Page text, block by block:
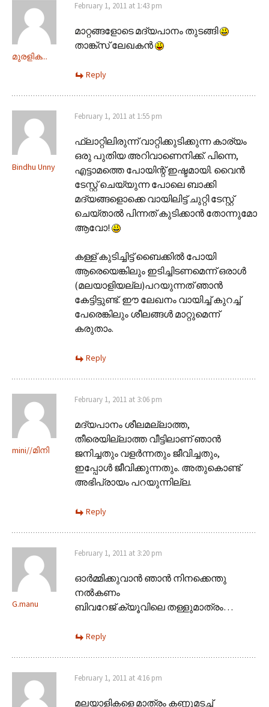
മുരളിക...
February 1, 2011 at 1:43 pm
മാറ്റങ്ങളോടെ മദ്യപാനം തുടങ്ങി
താങ്ക്സ് ലേഖകന്‍
Reply
Bindhu Unny
February 1, 2011 at 1:55 pm
ഫ്ലാറ്റിലിരുന്ന് വാറ്റിക്കുടിക്കുന്ന കാര്യം
ഒരു പുതിയ അറിവാണെനിക്ക്. പിന്നെ,
എട്ടാമത്തെ പോയിന്റ് ഇഷ്ടമായി. വൈന്‍
ടേസ്റ്റ് ചെയ്യുന്ന പോലെ ബാക്കി
മദ്യങ്ങളൊക്കെ വായിലിട്ട് ചുറ്റി ടേസ്റ്റ്
ചെയ്താല്‍ പിന്നത് കുടിക്കാന്‍ തോന്നുമോ
ആവോ!
കള്ള് കുടിച്ചിട്ട് ബൈക്കില്‍ പോയി
ആരെയെങ്കിലും ഇടിച്ചിടണമെന്ന് ഒരാള്‍
(മലയാളിയല്ല)പറയുന്നത് ഞാന്‍
കേട്ടിട്ടുണ്ട്. ഈ ലേഖനം വായിച്ച് കുറച്ച്
പേരെങ്കിലും ശീലങ്ങള്‍ മാറ്റുമെന്ന്
കരുതാം.
Reply
mini//മിനി
February 1, 2011 at 3:06 pm
മദ്യപാനം ശീലമല്ലാത്ത,
തീരെയില്ലാത്ത വീട്ടിലാണ് ഞാൻ
ജനിച്ചതും വളർന്നതും ജീവിച്ചതും,
ഇപ്പോൾ ജീവിക്കുന്നതും. അതുകൊണ്ട്
അഭിപ്രായം പറയുന്നില്ല.
Reply
G.manu
February 1, 2011 at 3:20 pm
ഓര്‍മ്മിക്കുവാന്‍ ഞാന്‍ നിനക്കെന്തു
നല്‍കണം
ബിവറേജ് ക്യൂവിലെ തള്ളുമാത്രം…
Reply
February 1, 2011 at 4:16 pm
മലയാളികളെ മാത്രം കണ്ണുമടച്ച്